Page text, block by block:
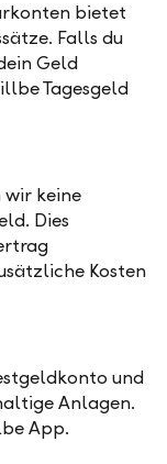
bietet
Falls du
Geld
Tagesgeld
wir keine
Dies
Kosten
und
Anlagen.
App.